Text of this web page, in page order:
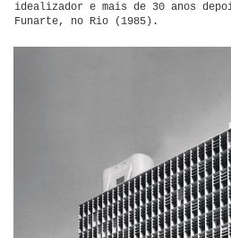
idealizador e mais de 30 anos
Funarte, no Rio (1985).